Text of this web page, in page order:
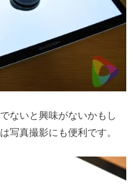
ないと興味がないかもし
写真撮影にも便利です。